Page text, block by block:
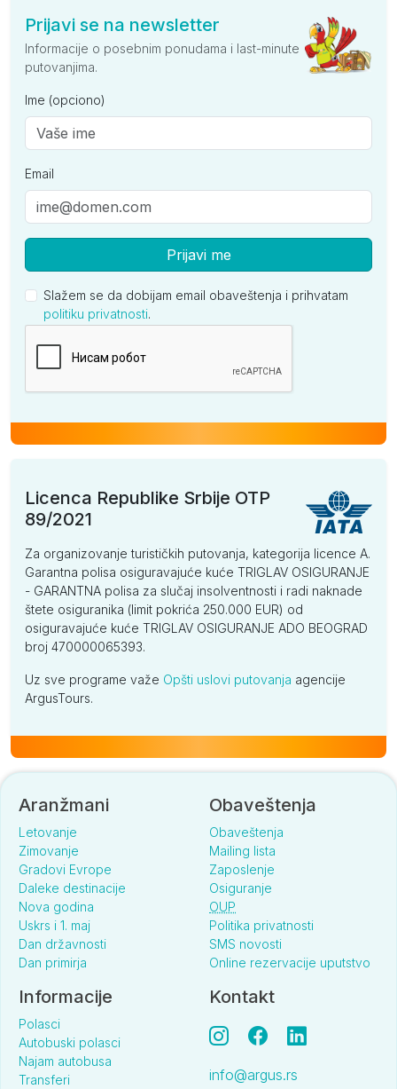
Prijavi se na newsletter
Informacije o posebnim ponudama i last-minute
putovanjima.
Ime (opciono)
Email
Prijavi me
Slažem se da dobijam email obaveštenja i prihvatam
politiku privatnosti.
Licenca Republike Srbije OTP
89/2021
Za organizovanje turističkih putovanja, kategorija licence A.
Garantna polisa osiguravajuće kuće TRIGLAV OSIGURANJE
- GARANTNA polisa za slučaj insolventnosti i radi naknade
štete osiguranika (limit pokrića 250.000 EUR) od
osiguravajuće kuće TRIGLAV OSIGURANJE ADO BEOGRAD
broj 470000065393.
Uz sve programe važe Opšti uslovi putovanja agencije
ArgusTours.
Aranžmani
Letovanje
Zimovanje
Gradovi Evrope
Daleke destinacije
Nova godina
Uskrs i 1. maj
Dan državnosti
Dan primirja
Obaveštenja
Obaveštenja
Mailing lista
Zaposlenje
Osiguranje
OUP
Politika privatnosti
SMS novosti
Online rezervacije uputstvo
Informacije
Polasci
Autobuski polasci
Najam autobusa
Transferi
Kontakt
info@argus.rs